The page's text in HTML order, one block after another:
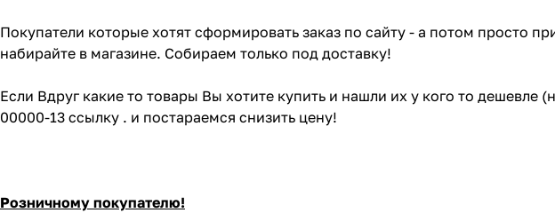
Покупатели которые хотят сформировать заказ по сайту - а потом просто
набирайте в магазине. Собираем только под доставку!
Если Вдруг какие то товары Вы хотите купить и нашли их у кого то
00000-13 ссылку . и постараемся снизить цену!
Розничному покупателю!